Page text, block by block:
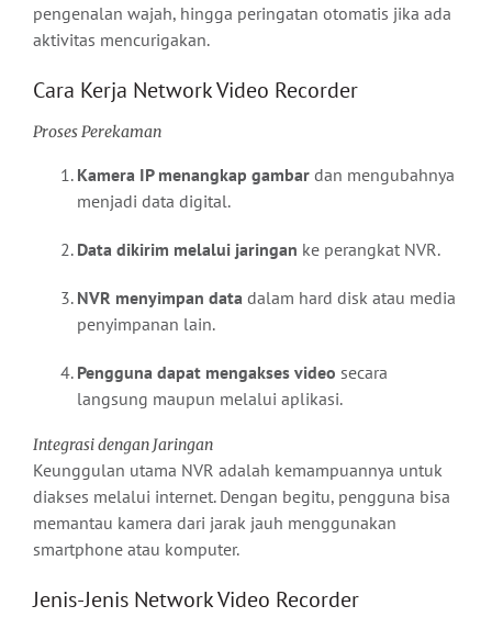
pengenalan wajah, hingga peringatan otomatis jika ada
aktivitas mencurigakan.
Cara Kerja Network Video Recorder
Proses Perekaman
Kamera IP menangkap gambar dan mengubahnya
menjadi data digital.
Data dikirim melalui jaringan ke perangkat NVR.
NVR menyimpan data dalam hard disk atau media
penyimpanan lain.
Pengguna dapat mengakses video secara
langsung maupun melalui aplikasi.
Integrasi dengan Jaringan
Keunggulan utama NVR adalah kemampuannya untuk
diakses melalui internet. Dengan begitu, pengguna bisa
memantau kamera dari jarak jauh menggunakan
smartphone atau komputer.
Jenis-Jenis Network Video Recorder